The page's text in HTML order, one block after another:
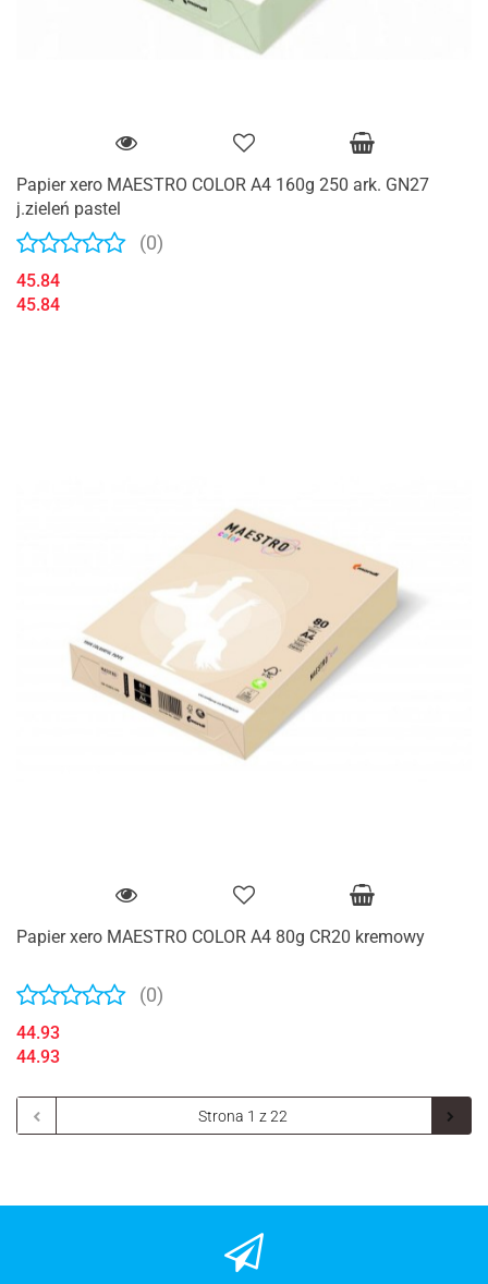
Papier xero MAESTRO COLOR A4 160g 250 ark. GN27
j.zieleń pastel
(0)
45.84
45.84
Papier xero MAESTRO COLOR A4 80g CR20 kremowy
(0)
44.93
44.93